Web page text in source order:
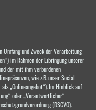
und Zweck der Verarbeitung
im Rahmen der Erbringung unserer
der mit ihm verbundenen
wie z.B. unser Social
„Onlineangebot“). Im Hinblick auf
oder „Verantwortlicher“
(DSGVO).